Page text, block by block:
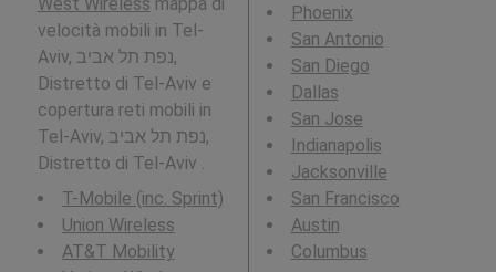
velocità mobili in Tel-
Aviv, נפת תל אביב,
Distretto di Tel-Aviv e
copertura reti mobili in
Tel-Aviv, נפת תל אביב,
Distretto di Tel-Aviv .
T-Mobile (inc. Sprint)
Union Wireless
AT&T Mobility
Phoenix
San Antonio
San Diego
Dallas
San Jose
Indianapolis
Jacksonville
San Francisco
Austin
Columbus